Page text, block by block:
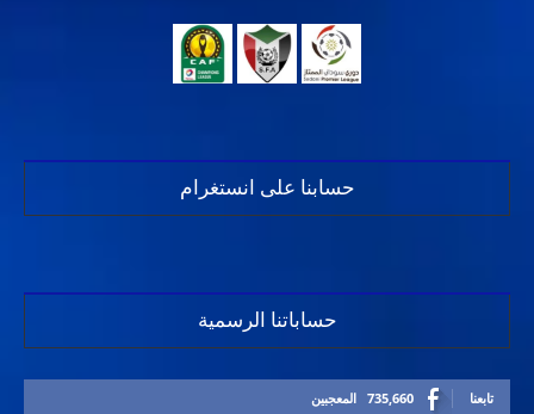
حسابنا على انستغرام
حساباتنا الرسمية
735,660 المعجبين تابعنا